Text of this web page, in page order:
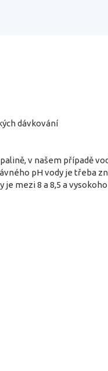
dávkování
v našem případě
pH vody je třeba
mezi 8 a 8,5 a